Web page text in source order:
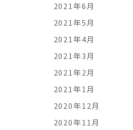
2021年6月
2021年5月
2021年4月
2021年3月
2021年2月
2021年1月
2020年12月
2020年11月